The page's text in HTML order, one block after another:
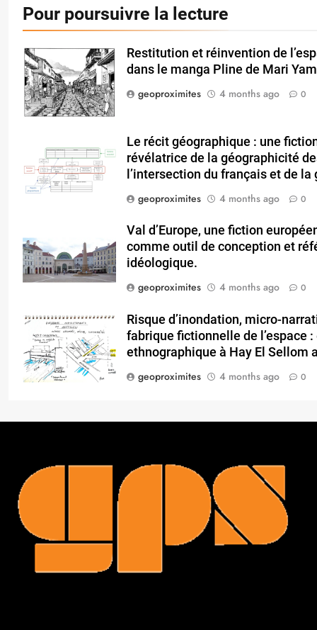
Pour poursuivre la lecture
Restitution et réinvention de
dans le manga Pline de Mari
geoproximites
4 months ago 0
Le récit géographique : une
révélatrice de la géographicité
l’intersection du français et de la
geoproximites
4 months ago 0
Val d’Europe, une fiction
comme outil de conception et
idéologique.
geoproximites
4 months ago 0
Risque d’inondation, micro-
fabrique fictionnelle de l’espace :
ethnographique à Hay El Sellom
geoproximites
4 months ago 0